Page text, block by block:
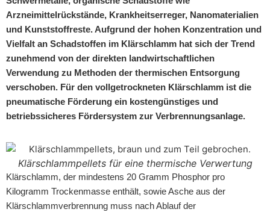
Arzneimittelrückstände, Krankheitserreger, Nanomaterialien
und Kunststoffreste. Aufgrund der hohen Konzentration und
Vielfalt an Schadstoffen im Klärschlamm hat sich der Trend
zunehmend von der direkten landwirtschaftlichen
Verwendung zu Methoden der thermischen Entsorgung
verschoben. Für den vollgetrockneten Klärschlamm ist die
pneumatische Förderung ein kostengünstiges und
betriebssicheres Fördersystem zur Verbrennungsanlage.
Klärschlammpellets für eine thermische Verwertung
Klärschlamm, der mindestens 20 Gramm Phosphor pro
Kilogramm Trockenmasse enthält, sowie Asche aus der
Klärschlammverbrennung muss nach Ablauf der